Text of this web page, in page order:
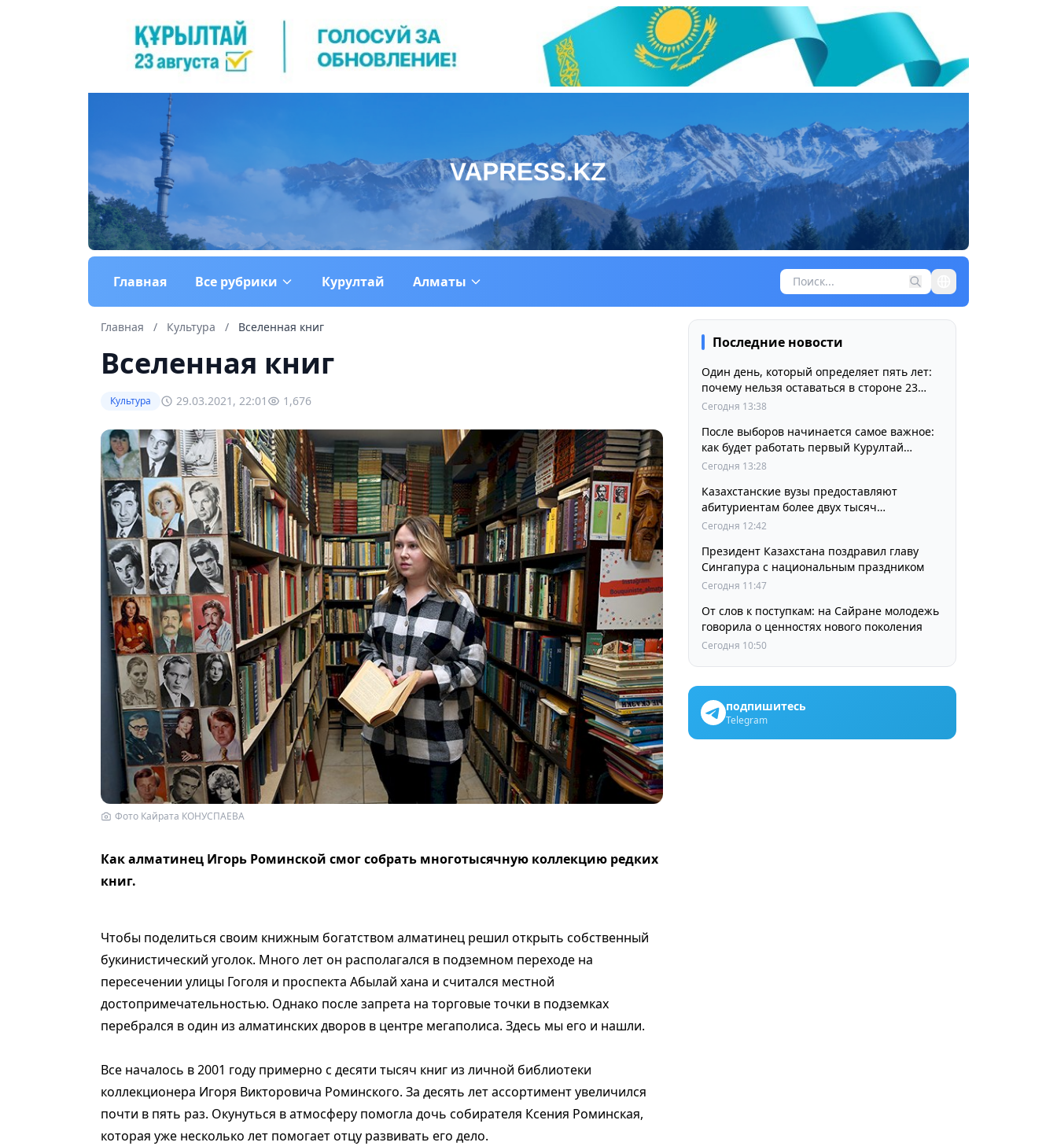
Главная Все рубрики Курултай Алматы
Главная / Культура / Вселенная книг
Вселенная книг
Культура 29.03.2021, 22:01 1,676
Фото Кайрата КОНУСПАЕВА
Как алматинец Игорь Роминской смог собрать многотысячную коллекцию редких
книг.
Чтобы поделиться своим книжным богатством алматинец решил открыть собственный
букинистический уголок. Много лет он располагался в подземном переходе на
пересечении улицы Гоголя и проспекта Абылай хана и считался местной
достопримечательностью. Однако после запрета на торговые точки в подземках
перебрался в один из алматинских дворов в центре мегаполиса. Здесь мы его и нашли.
Все началось в 2001 году примерно с десяти тысяч книг из личной библиотеки
коллекционера Игоря Викторовича Роминского. За десять лет ассортимент увеличился
почти в пять раз. Окунуться в атмосферу помогла дочь собирателя Ксения Роминская,
которая уже несколько лет помогает отцу развивать его дело.
Последние новости
Один день, который определяет пять лет:
почему нельзя оставаться в стороне 23
августа
Сегодня 13:38
После выборов начинается самое важное:
как будет работать первый Курултай
Республики Казахстан
Сегодня 13:28
Казахстанские вузы предоставляют
абитуриентам более двух тысяч
собственных образовательных грантов
Сегодня 12:42
Президент Казахстана поздравил главу
Сингапура с национальным праздником
Сегодня 11:47
От слов к поступкам: на Сайране молодежь
говорила о ценностях нового поколения
Сегодня 10:50
подпишитесь
Telegram